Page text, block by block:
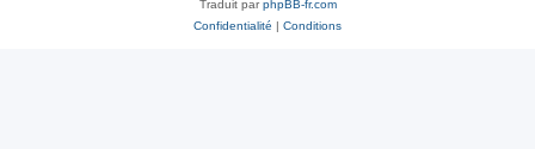
Traduit parphpBB-fr.com
Confidentialité | Conditions